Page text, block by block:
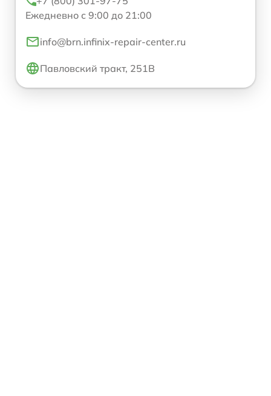
Ежедневно с 9:00 до 21:00
info@brn.infinix-repair-center.ru
Павловский тракт, 251В